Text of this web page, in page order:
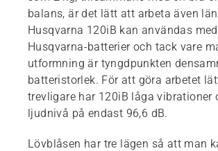
balans, är det lätt att arbeta även
Husqvarna 120iB kan användas
Husqvarna-batterier och tack vare
utformning är tyngdpunkten
batteristorlek. För att göra arbetet
trevligare har 120iB låga vibrationer
ljudnivå på endast 96,6 dB.
Lövblåsen har tre lägen så att man